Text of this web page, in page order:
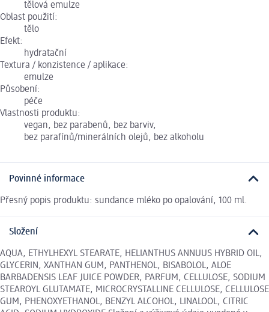
tělová emulze
Oblast použití:
tělo
Efekt:
hydratační
Textura / konzistence / aplikace:
emulze
Působení:
péče
Vlastnosti produktu:
vegan, bez parabenů, bez barviv,
bez parafínů/minerálních olejů, bez alkoholu
Povinné informace
Přesný popis produktu: sundance mléko po opalování, 100 ml.
Složení
AQUA, ETHYLHEXYL STEARATE, HELIANTHUS ANNUUS HYBRID OIL,
GLYCERIN, XANTHAN GUM, PANTHENOL, BISABOLOL, ALOE
BARBADENSIS LEAF JUICE POWDER, PARFUM, CELLULOSE, SODIUM
STEAROYL GLUTAMATE, MICROCRYSTALLINE CELLULOSE, CELLULOSE
GUM, PHENOXYETHANOL, BENZYL ALCOHOL, LINALOOL, CITRIC